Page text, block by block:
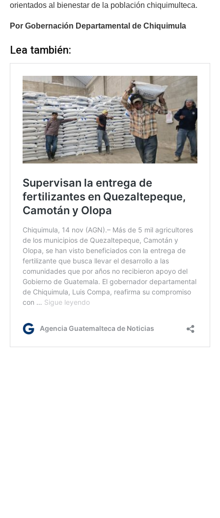
orientados al bienestar de la población chiquimulteca.
Por Gobernación Departamental de Chiquimula
Lea también: